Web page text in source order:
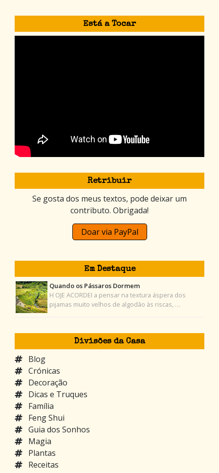
Está a Tocar
Retribuir
Se gosta dos meus textos, pode deixar um
contributo. Obrigada!
Doar via PayPal
Em Destaque
Quando os Pássaros Dormem
H OJE ACORDEI a pensar na textura áspera dos
pijamas muito velhos de algodão às riscas, …
Divisões da Casa
Blog
Crónicas
Decoração
Dicas e Truques
Família
Feng Shui
Guia dos Sonhos
Magia
Plantas
Receitas